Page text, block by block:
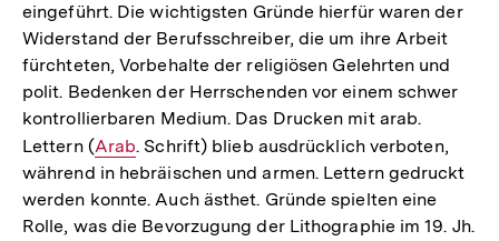
eingeführt. Die wichtigsten Gründe hierfür waren der
Widerstand der Berufsschreiber, die um ihre Arbeit
fürchteten, Vorbehalte der religiösen Gelehrten und
polit. Bedenken der Herrschenden vor einem schwer
kontrollierbaren Medium. Das Drucken mit arab.
Lettern (Interner
Link:
Arab. Schrift) blieb ausdrücklich verboten,
während in hebräischen und armen. Lettern gedruckt
werden konnte. Auch ästhet. Gründe spiel­ten eine
Rolle, was die Bevorzugung der Lithographie im 19. Jh.